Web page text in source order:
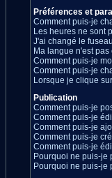
Préférences et
Comment puis-je
Les heures ne sont
J'ai changé le
Ma langue n'est pas
Comment puis-je
Comment puis-je
Lorsque je clique
Publication
Comment puis-je
Comment puis-je
Comment puis-je
Comment puis-je
Comment puis-je
Pourquoi ne puis-je
Pourquoi ne puis-je